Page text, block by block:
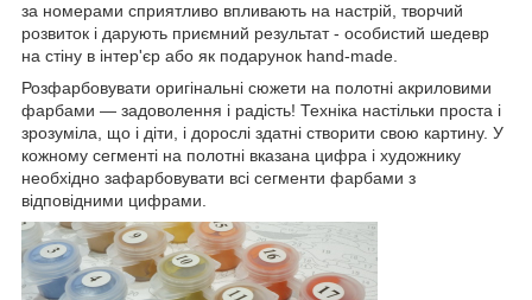
за номерами сприятливо впливають на настрій, творчий
розвиток і дарують приємний результат - особистий шедевр
на стіну в інтер'єр або як подарунок hand-made.
Розфарбовувати оригінальні сюжети на полотні акриловими
фарбами — задоволення і радість! Техніка настільки проста і
зрозуміла, що і діти, і дорослі здатні створити свою картину. У
кожному сегменті на полотні вказана цифра і художнику
необхідно зафарбовувати всі сегменти фарбами з
відповідними цифрами.